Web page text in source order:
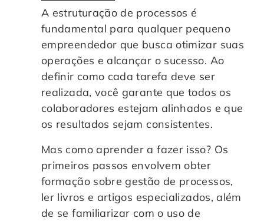
A estruturação de processos é
fundamental para qualquer pequeno
empreendedor que busca otimizar suas
operações e alcançar o sucesso. Ao
definir como cada tarefa deve ser
realizada, você garante que todos os
colaboradores estejam alinhados e que
os resultados sejam consistentes.
Mas como aprender a fazer isso? Os
primeiros passos envolvem obter
formação sobre gestão de processos,
ler livros e artigos especializados, além
de se familiarizar com o uso de